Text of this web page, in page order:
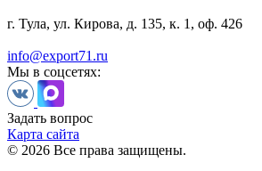
г. Тула, ул. Кирова, д. 135, к. 1, оф. 426
info@export71.ru
Мы в соцсетях:
Задать вопрос
Карта сайта
© 2026 Все права защищены.